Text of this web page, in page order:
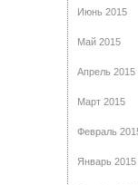
Июнь 2015
Май 2015
Апрель 2015
Март 2015
Февраль
Январь 2015